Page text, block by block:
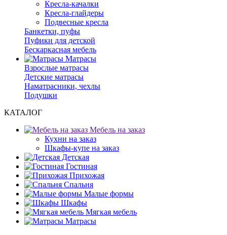
Кресла-качалки
Кресла-глайдеры
Подвесные кресла
Банкетки, пуфы
Пуфики для детской
Бескаркасная мебель
Матрасы
Взрослые матрасы
Детские матрасы
Наматрасники, чехлы
Подушки
КАТАЛОГ
Мебель на заказ
Кухни на заказ
Шкафы-купе на заказ
Детская
Гостиная
Прихожая
Спальня
Малые формы
Шкафы
Мягкая мебель
Матрасы